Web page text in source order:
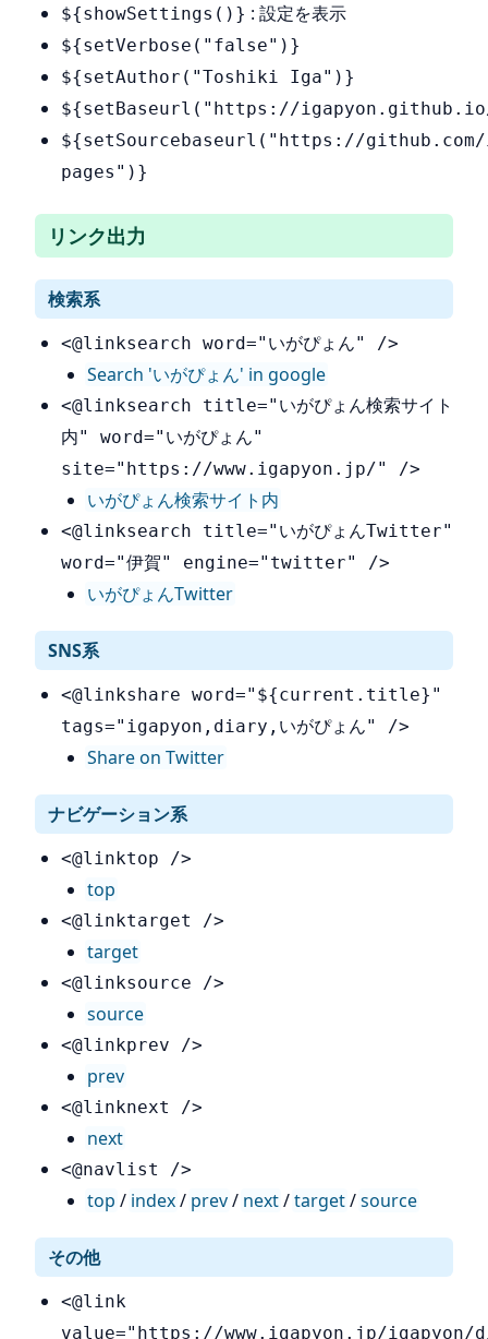
${showSettings()} : 設定を表示
${setVerbose("false")}
${setAuthor("Toshiki Iga")}
${setBaseurl("https://
${setSourcebaseurl("https://
pages")}
リンク出力
検索系
<@linksearch word="いがぴょん" />
Search 'いがぴょん' in google
<@linksearch title="いがぴょん検索サイト
内" word="いがぴょん"
site="https://www.igapyon.jp/" />
いがぴょん検索サイト内
<@linksearch title="いがぴょんTwitter"
word="伊賀" engine="twitter" />
いがぴょんTwitter
SNS系
<@linkshare word="${current.title}"
tags="igapyon,diary,いがぴょん" />
Share on Twitter
ナビゲーション系
<@linktop />
top
<@linktarget />
target
<@linksource />
source
<@linkprev />
prev
<@linknext />
next
<@navlist />
top / index/ prev/ next/target/source
その他
<@link
value="https://www.igapyon.jp/